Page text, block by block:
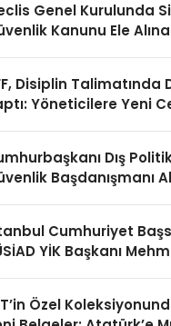
Genel Kurulunda
Kanunu Ele
Disiplin Talimatında
Yöneticilere Yeni
Dış
Başdanışmanı
Cumhuriyet
YİK Başkanı
Özel